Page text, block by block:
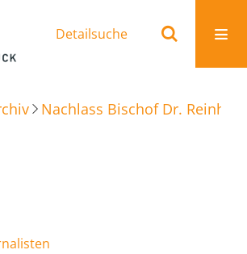
Detailsuche
Nachlass Bischof Dr.